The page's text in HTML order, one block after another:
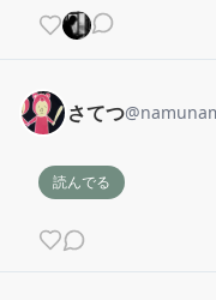
さてつ@
読んでる